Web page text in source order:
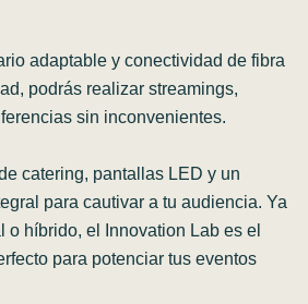
adaptable y conectividad de fibra
podrás realizar streamings,
sin inconvenientes.
catering, pantallas LED y un
para cautivar a tu audiencia. Ya
o híbrido, el Innovation Lab es el
para potenciar tus eventos